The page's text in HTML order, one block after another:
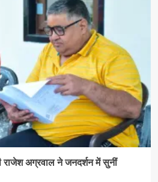
राजेश अग्रवाल ने जनदर्शन में सुनीं